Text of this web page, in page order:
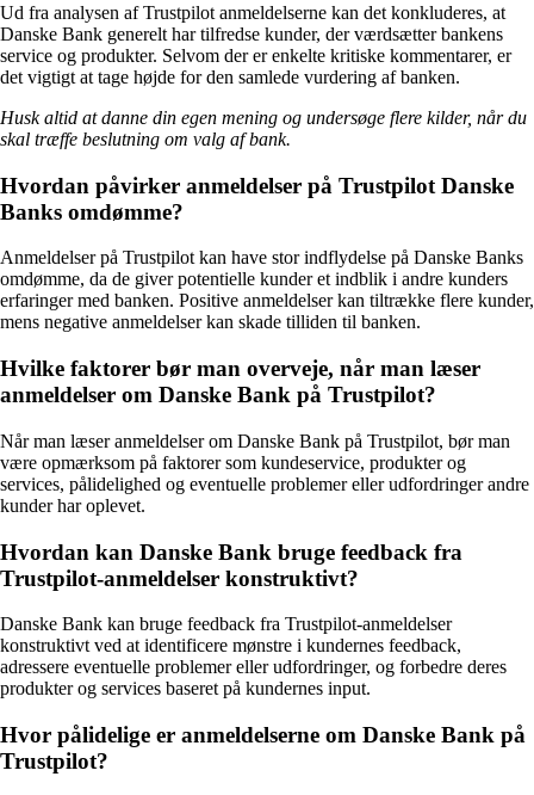
Ud fra analysen af Trustpilot anmeldelserne kan det konkluderes, at
Danske Bank generelt har tilfredse kunder, der værdsætter bankens
service og produkter. Selvom der er enkelte kritiske kommentarer, er
det vigtigt at tage højde for den samlede vurdering af banken.
Husk altid at danne din egen mening og undersøge flere kilder, når du
skal træffe beslutning om valg af bank.
Hvordan påvirker anmeldelser på Trustpilot Danske
Banks omdømme?
Anmeldelser på Trustpilot kan have stor indflydelse på Danske Banks
omdømme, da de giver potentielle kunder et indblik i andre kunders
erfaringer med banken. Positive anmeldelser kan tiltrække flere kunder,
mens negative anmeldelser kan skade tilliden til banken.
Hvilke faktorer bør man overveje, når man læser
anmeldelser om Danske Bank på Trustpilot?
Når man læser anmeldelser om Danske Bank på Trustpilot, bør man
være opmærksom på faktorer som kundeservice, produkter og
services, pålidelighed og eventuelle problemer eller udfordringer andre
kunder har oplevet.
Hvordan kan Danske Bank bruge feedback fra
Trustpilot-anmeldelser konstruktivt?
Danske Bank kan bruge feedback fra Trustpilot-anmeldelser
konstruktivt ved at identificere mønstre i kundernes feedback,
adressere eventuelle problemer eller udfordringer, og forbedre deres
produkter og services baseret på kundernes input.
Hvor pålidelige er anmeldelserne om Danske Bank på
Trustpilot?